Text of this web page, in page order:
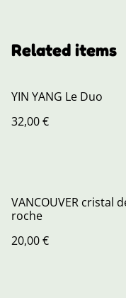
Related items
YIN YANG Le Duo
32,00 €
VANCOUVER cristal
roche
20,00 €